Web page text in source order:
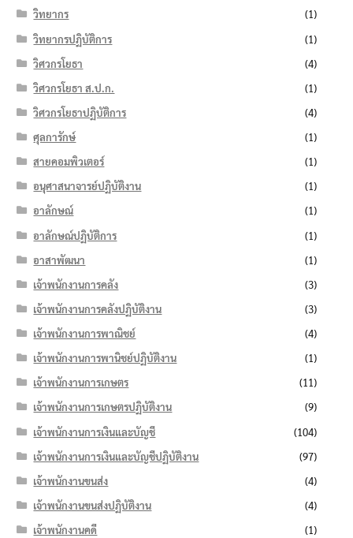
วิทยากร
(1)
วิทยากรปฏิบัติการ
(1)
วิศวกรโยธา
(4)
วิศวกรโยธา ส.ป.ก.
(1)
วิศวกรโยธาปฏิบัติการ
(4)
ศุลการักษ์
(1)
สายคอมพิวเตอร์
(1)
อนุศาสนาจารย์ปฏิบัติงาน
(1)
อาลักษณ์
(1)
อาลักษณ์ปฏิบัติการ
(1)
อาสาพัฒนา
(1)
เจ้าพนักงานการคลัง
(3)
เจ้าพนักงานการคลังปฏิบัติงาน
(3)
เจ้าพนักงานการพาณิชย์
(4)
เจ้าพนักงานการพานิชย์ปฏิบัติงาน
(1)
เจ้าพนักงานการเกษตร
(11)
เจ้าพนักงานการเกษตรปฏิบัติงาน
(9)
เจ้าพนักงานการเงินและบัญชี
(104)
เจ้าพนักงานการเงินและบัญชีปฏิบัติงาน
(97)
เจ้าพนักงานขนส่ง
(4)
เจ้าพนักงานขนส่งปฏิบัติงาน
(4)
เจ้าพนักงานคดี
(1)